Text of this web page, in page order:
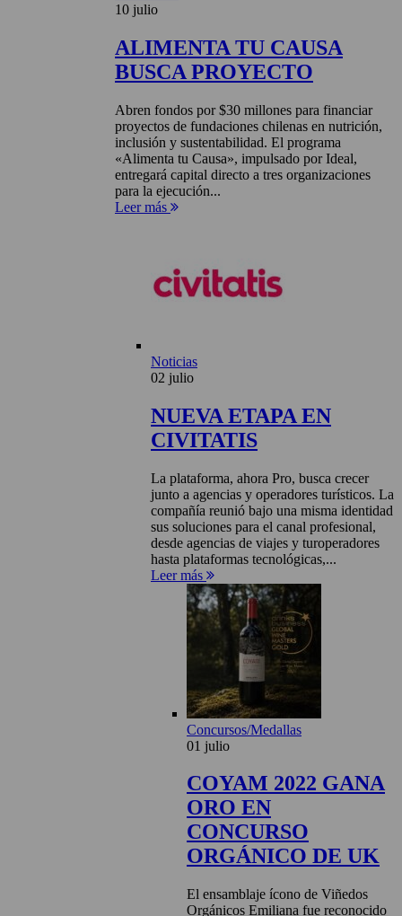
10 julio
ALIMENTA TU CAUSA
BUSCA PROYECTO
Abren fondos por $30 millones para financiar
proyectos de fundaciones chilenas en nutrición,
inclusión y sustentabilidad. El programa
«Alimenta tu Causa», impulsado por Ideal,
entregará capital directo a tres organizaciones
para la ejecución...
Leer más
Noticias
02 julio
NUEVA ETAPA EN
CIVITATIS
La plataforma, ahora Pro, busca crecer
junto a agencias y operadores turísticos. La
compañía reunió bajo una misma identidad
sus soluciones para el canal profesional,
desde agencias de viajes y turoperadores
hasta plataformas tecnológicas,...
Leer más
Concursos/Medallas
01 julio
COYAM 2022 GANA
ORO EN
CONCURSO
ORGÁNICO DE UK
El ensamblaje ícono de Viñedos
Orgánicos Emiliana fue reconocido